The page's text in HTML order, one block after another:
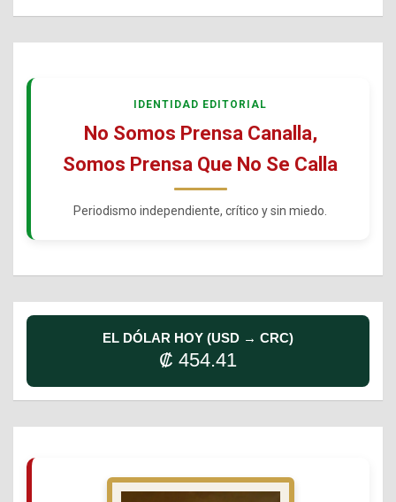
IDENTIDAD EDITORIAL
No Somos Prensa Canalla,
Somos Prensa Que No Se Calla
Periodismo independiente, crítico y sin miedo.
EL DÓLAR HOY (USD → CRC)
₡ 454.41